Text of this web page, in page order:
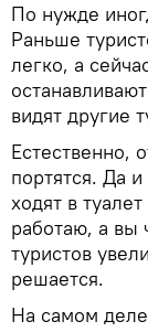
По нужде
Раньше
легко, а
видят другие
Естественно,
портятся. Да
ходят в
работаю, а вы
туристов
решается.
На самом